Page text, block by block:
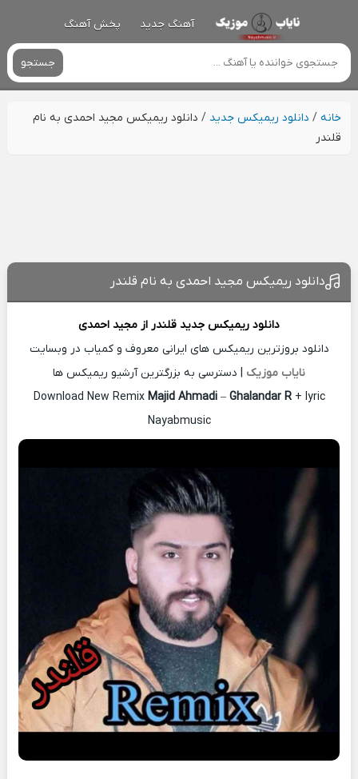
آهنگ جدید پخش آهنگ
جستجو
خانه/ دانلود ریمیکس جدید / دانلود ریمیکس مجید احمدی به نام
قلندر
دانلود ریمیکس مجید احمدی به نام قلندر
دانلود ریمیکس جدید قلندر از مجید احمدی
دانلود بروزترین ریمیکس های ایرانی معروف و کمیاب در وبسایت
نایاب موزیک | دسترسی به بزرگترین آرشیو ریمیکس ها
Download New Remix Majid Ahmadi– Ghalandar R+ lyric
Nayabmusic